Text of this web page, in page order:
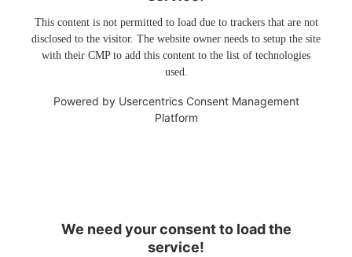
This content is not permitted to load due to trackers that are not
disclosed to the visitor. The website owner needs to setup the site
with their CMP to add this content to the list of technologies
used.
Powered by Usercentrics Consent Management
Platform
We need your consent to load the
service!